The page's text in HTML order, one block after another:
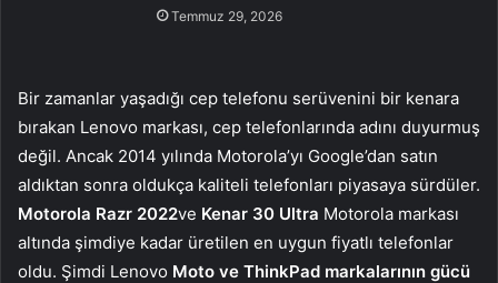
Temmuz 29, 2026
Bir zamanlar yaşadığı cep telefonu serüvenini bir kenara
bırakan Lenovo markası, cep telefonlarında adını duyurmuş
değil. Ancak 2014 yılında Motorola’yı Google’dan satın
aldıktan sonra oldukça kaliteli telefonları piyasaya sürdüler.
Motorola Razr 2022ve Kenar 30 Ultra Motorola markası
altında şimdiye kadar üretilen en uygun fiyatlı telefonlar
oldu. Şimdi Lenovo Moto ve ThinkPad markalarının gücü